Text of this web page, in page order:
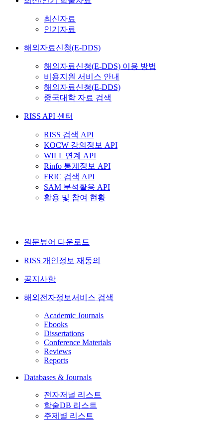
최신자료
인기자료
해외자료신청(E-DDS)
해외자료신청(E-DDS) 이용 방법
비용지원 서비스 안내
해외자료신청(E-DDS)
중국대학 자료 검색
RISS API 센터
RISS 검색 API
KOCW 강의정보 API
WILL 연계 API
Rinfo 통계정보 API
FRIC 검색 API
SAM 분석활용 API
활용 및 참여 현황
원문뷰어 다운로드
RISS 개인정보 재동의
공지사항
해외전자정보서비스 검색
Academic Journals
Ebooks
Dissertations
Conference Materials
Reviews
Reports
Databases & Journals
전자저널 리스트
학술DB 리스트
주제별 리스트